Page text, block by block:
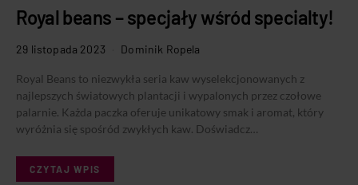
Royal beans – specjały wśród specialty!
29 listopada 2023 Dominik Ropela
Royal Beans to niezwykła seria kaw wyselekcjonowanych z
najlepszych światowych plantacji i wypalonych przez czołowe
palarnie. Każda paczka oferuje unikatowy smak i aromat, który
wyróżnia się spośród zwykłych kaw. Doświadcz…
CZYTAJ WPIS